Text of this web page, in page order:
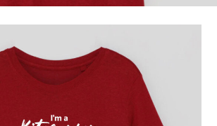
TSH-